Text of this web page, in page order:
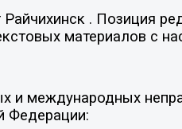
. Позиция
материалов с
и международных
Федерации: